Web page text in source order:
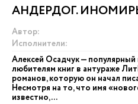
АНДЕРДОГ.
Автор:
Исполнители:
Алексей Осадчук —
любителям книг в антураже
романов, которую он начал
Несмотря на то, что имя
известно,...